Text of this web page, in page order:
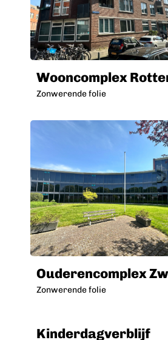
Wooncomplex
Zonwerende folie
Ouderencomplex
Zonwerende folie
Kinderdagverblijf